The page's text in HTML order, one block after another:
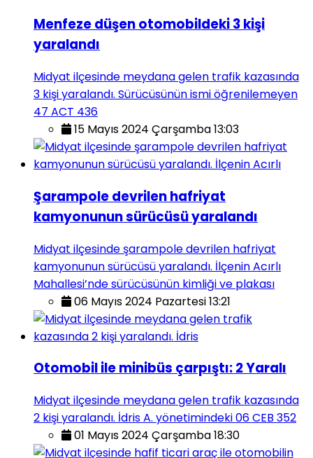
Menfeze düşen otomobildeki 3 kişi
yaralandı
Midyat ilçesinde meydana gelen trafik kazasında
3 kişi yaralandı. Sürücüsünün ismi öğrenilemeyen
47 ACT 436
15 Mayıs 2024 Çarşamba 13:03
Şarampole devrilen hafriyat
kamyonunun sürücüsü yaralandı
Midyat ilçesinde şarampole devrilen hafriyat
kamyonunun sürücüsü yaralandı. İlçenin Acırlı
Mahallesi’nde sürücüsünün kimliği ve plakası
06 Mayıs 2024 Pazartesi 13:21
Otomobil ile minibüs çarpıştı: 2 Yaralı
Midyat ilçesinde meydana gelen trafik kazasında
2 kişi yaralandı. İdris A. yönetimindeki 06 CEB 352
01 Mayıs 2024 Çarşamba 18:30